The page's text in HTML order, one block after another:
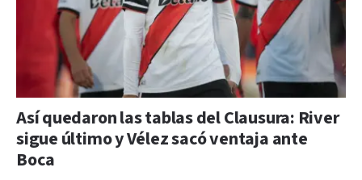
Así quedaron las tablas del Clausura: River
sigue último y Vélez sacó ventaja ante
Boca